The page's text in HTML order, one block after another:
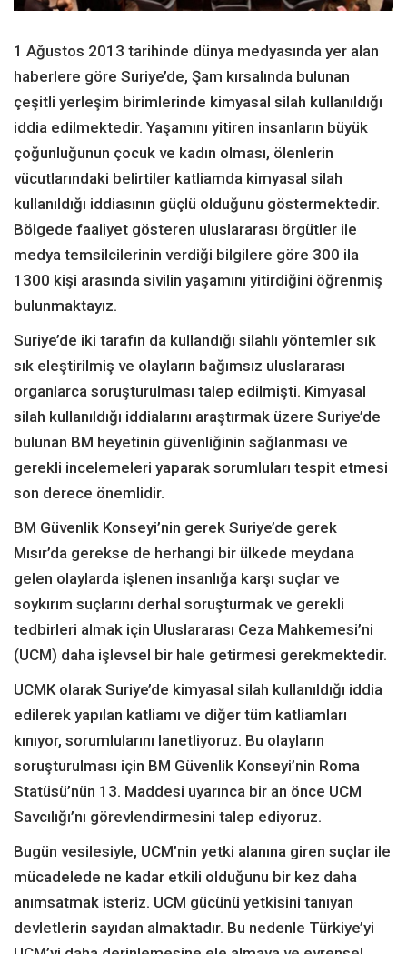
1 Ağustos 2013 tarihinde dünya medyasında yer alan
haberlere göre Suriye’de, Şam kırsalında bulunan
çeşitli yerleşim birimlerinde kimyasal silah kullanıldığı
iddia edilmektedir. Yaşamını yitiren insanların büyük
çoğunluğunun çocuk ve kadın olması, ölenlerin
vücutlarındaki belirtiler katliamda kimyasal silah
kullanıldığı iddiasının güçlü olduğunu göstermektedir.
Bölgede faaliyet gösteren uluslararası örgütler ile
medya temsilcilerinin verdiği bilgilere göre 300 ila
1300 kişi arasında sivilin yaşamını yitirdiğini öğrenmiş
bulunmaktayız.
Suriye’de iki tarafın da kullandığı silahlı yöntemler sık
sık eleştirilmiş ve olayların bağımsız uluslararası
organlarca soruşturulması talep edilmişti. Kimyasal
silah kullanıldığı iddialarını araştırmak üzere Suriye’de
bulunan BM heyetinin güvenliğinin sağlanması ve
gerekli incelemeleri yaparak sorumluları tespit etmesi
son derece önemlidir.
BM Güvenlik Konseyi’nin gerek Suriye’de gerek
Mısır’da gerekse de herhangi bir ülkede meydana
gelen olaylarda işlenen insanlığa karşı suçlar ve
soykırım suçlarını derhal soruşturmak ve gerekli
tedbirleri almak için Uluslararası Ceza Mahkemesi’ni
(UCM) daha işlevsel bir hale getirmesi gerekmektedir.
UCMK olarak Suriye’de kimyasal silah kullanıldığı iddia
edilerek yapılan katliamı ve diğer tüm katliamları
kınıyor, sorumlularını lanetliyoruz. Bu olayların
soruşturulması için BM Güvenlik Konseyi’nin Roma
Statüsü’nün 13. Maddesi uyarınca bir an önce UCM
Savcılığı’nı görevlendirmesini talep ediyoruz.
Bugün vesilesiyle, UCM’nin yetki alanına giren suçlar ile
mücadelede ne kadar etkili olduğunu bir kez daha
anımsatmak isteriz. UCM gücünü yetkisini tanıyan
devletlerin sayıdan almaktadır. Bu nedenle Türkiye’yi